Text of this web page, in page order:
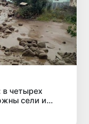
четырех
сели и